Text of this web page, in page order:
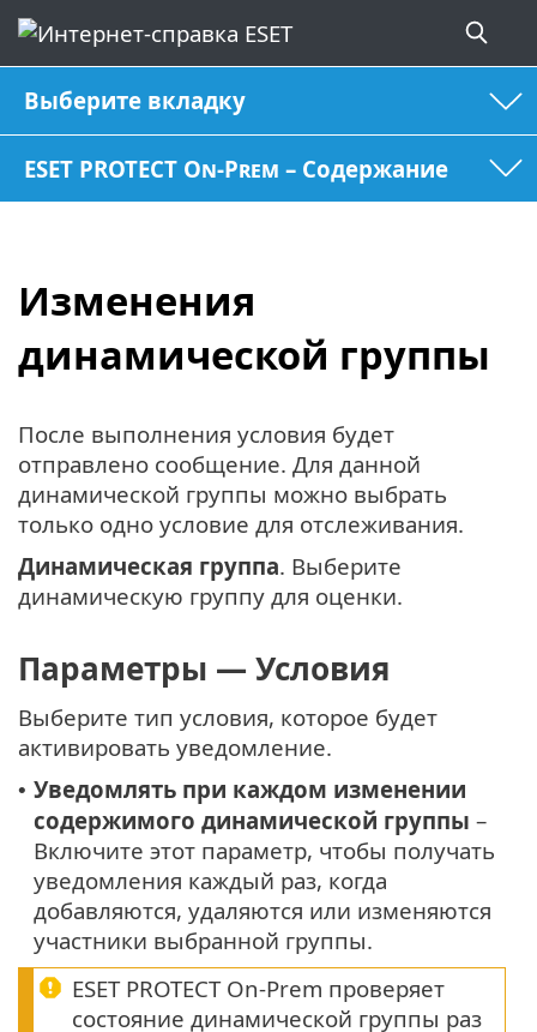
Выберите вкладку
ESET PROTECT On-Prem – Содержание
Изменения
динамической группы
После выполнения условия будет
отправлено сообщение. Для данной
динамической группы можно выбрать
только одно условие для отслеживания.
Динамическая группа. Выберите
динамическую группу для оценки.
Параметры — Условия
Выберите тип условия, которое будет
активировать уведомление.
• Уведомлять при каждом изменении
содержимого динамической группы –
Включите этот параметр, чтобы получать
уведомления каждый раз, когда
добавляются, удаляются или изменяются
участники выбранной группы.
ESET PROTECT On-Prem проверяет
состояние динамической группы раз